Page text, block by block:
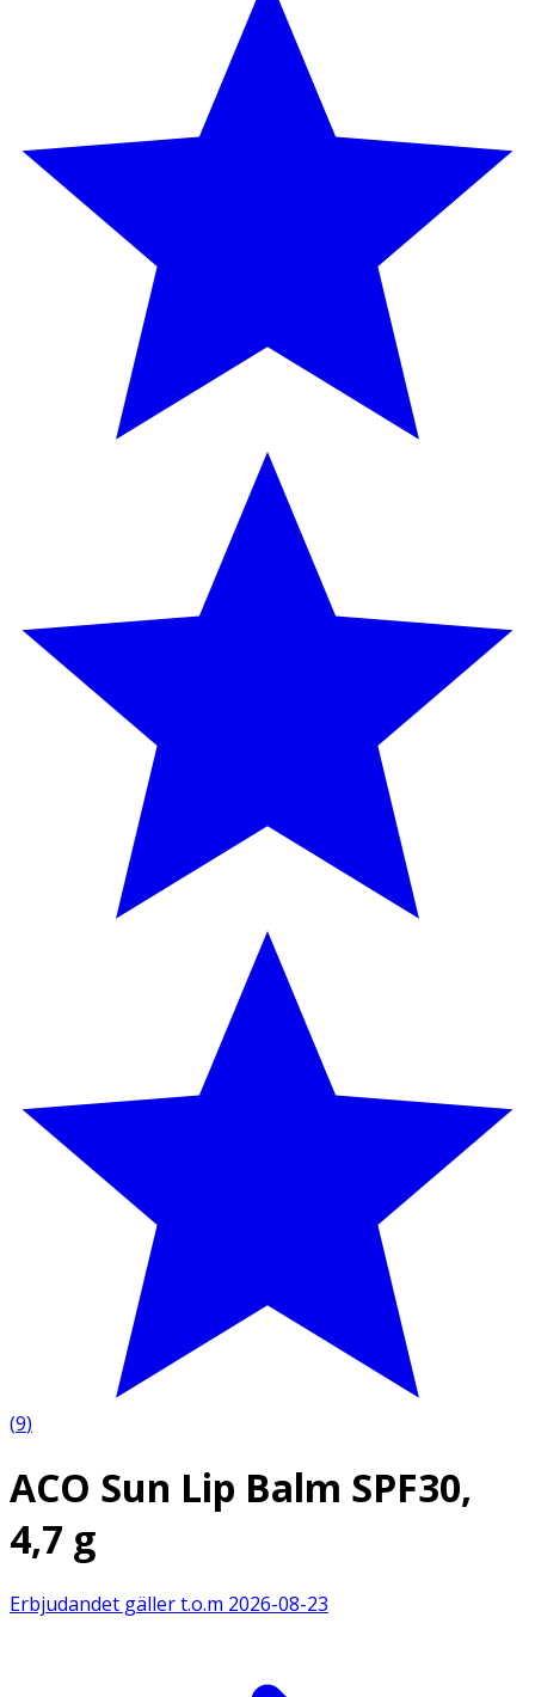
(9)
ACO Sun Lip Balm SPF30,
4,7 g
Erbjudandet gäller t.o.m 2026-08-23